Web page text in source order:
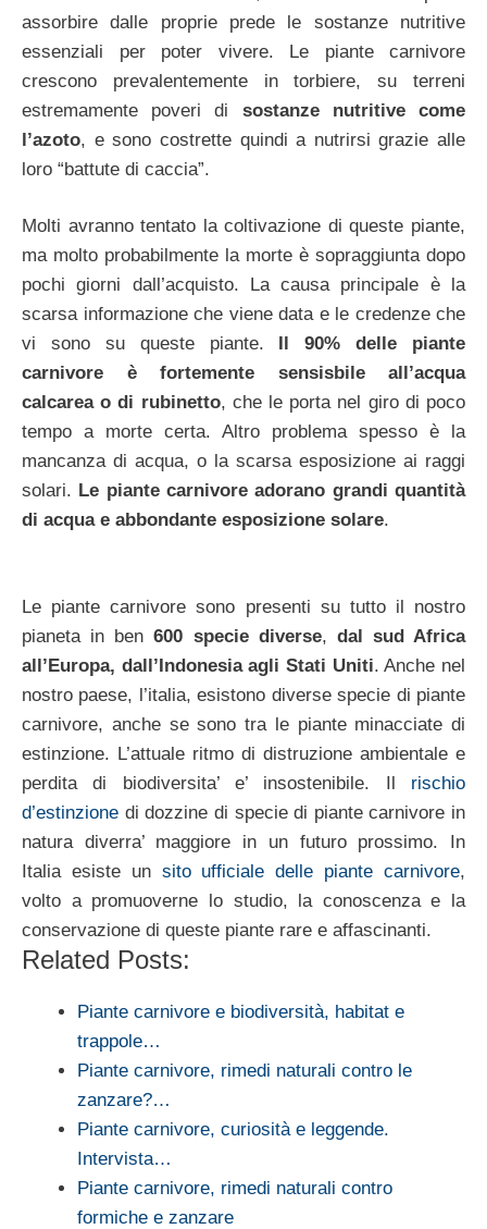
assorbire dalle proprie prede le sostanze nutritive
essenziali per poter vivere. Le piante carnivore
crescono prevalentemente in torbiere, su terreni
estremamente poveri di sostanze nutritive come
l’azoto, e sono costrette quindi a nutrirsi grazie alle
loro “battute di caccia”.
Molti avranno tentato la coltivazione di queste piante,
ma molto probabilmente la morte è sopraggiunta dopo
pochi giorni dall’acquisto. La causa principale è la
scarsa informazione che viene data e le credenze che
vi sono su queste piante. Il 90% delle piante
carnivore è fortemente sensisbile all’acqua
calcarea o di rubinetto, che le porta nel giro di poco
tempo a morte certa. Altro problema spesso è la
mancanza di acqua, o la scarsa esposizione ai raggi
solari. Le piante carnivore adorano grandi quantità
di acqua e abbondante esposizione solare.
Le piante carnivore sono presenti su tutto il nostro
pianeta in ben 600 specie diverse, dal sud Africa
all’Europa, dall’Indonesia agli Stati Uniti. Anche nel
nostro paese, l’italia, esistono diverse specie di piante
carnivore, anche se sono tra le piante minacciate di
estinzione. L’attuale ritmo di distruzione ambientale e
perdita di biodiversita’ e’ insostenibile. Il rischio
d’estinzione di dozzine di specie di piante carnivore in
natura diverra’ maggiore in un futuro prossimo. In
Italia esiste unsito ufficiale delle piante carnivore,
volto a promuoverne lo studio, la conoscenza e la
conservazione di queste piante rare e affascinanti.
Related Posts:
Piante carnivore e biodiversità, habitat e
trappole…
Piante carnivore, rimedi naturali contro le
zanzare?…
Piante carnivore, curiosità e leggende.
Intervista…
Piante carnivore, rimedi naturali contro
formiche e zanzare